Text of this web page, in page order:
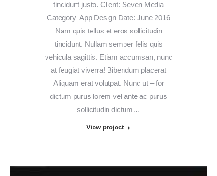
tincidunt justo. Client: Seven Media
Category: App Design Date: June 2016
Nam quis tellus et eros sollicitudin
tincidunt. Nullam semper felis quis
vehicula sagittis. Etiam accumsan, nunc
at feugiat viverra! Bibendum placerat
Aliquam erat volutpat. Nunc ut – for
dictum purus lorem vel ante ac purus
sollicitudin dictum…
View project